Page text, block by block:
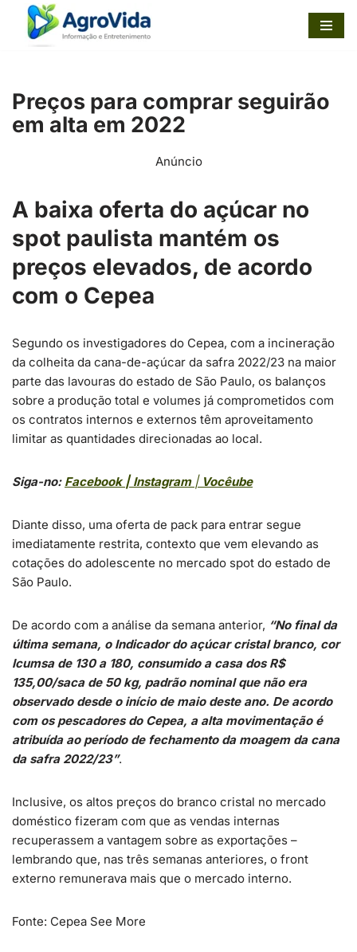
Pular
conteúdo
Preços para comprar seguirão
em alta em 2022
Anúncio
A baixa oferta do açúcar no
spot paulista mantém os
preços elevados, de acordo
com o Cepea
Segundo os investigadores do Cepea, com a incineração
da colheita da cana-de-açúcar da safra 2022/23 na maior
parte das lavouras do estado de São Paulo, os balanços
sobre a produção total e volumes já comprometidos com
os contratos internos e externos têm aproveitamento
limitar as quantidades direcionadas ao local.
Siga-no: Facebook | Instagram| Vocêube
Diante disso, uma oferta de pack para entrar segue
imediatamente restrita, contexto que vem elevando as
cotações do adolescente no mercado spot do estado de
São Paulo.
De acordo com a análise da semana anterior, “No final da
última semana, o Indicador do açúcar cristal branco, cor
Icumsa de 130 a 180, consumido a casa dos R$
135,00/saca de 50 kg, padrão nominal que não era
observado desde o início de maio deste ano. De acordo
com os pescadores do Cepea, a alta movimentação é
atribuída ao período de fechamento da moagem da cana
da safra 2022/23”.
Inclusive, os altos preços do branco cristal no mercado
doméstico fizeram com que as vendas internas
recuperassem a vantagem sobre as exportações –
lembrando que, nas três semanas anteriores, o front
externo remunerava mais que o mercado interno.
Fonte: Cepea See More